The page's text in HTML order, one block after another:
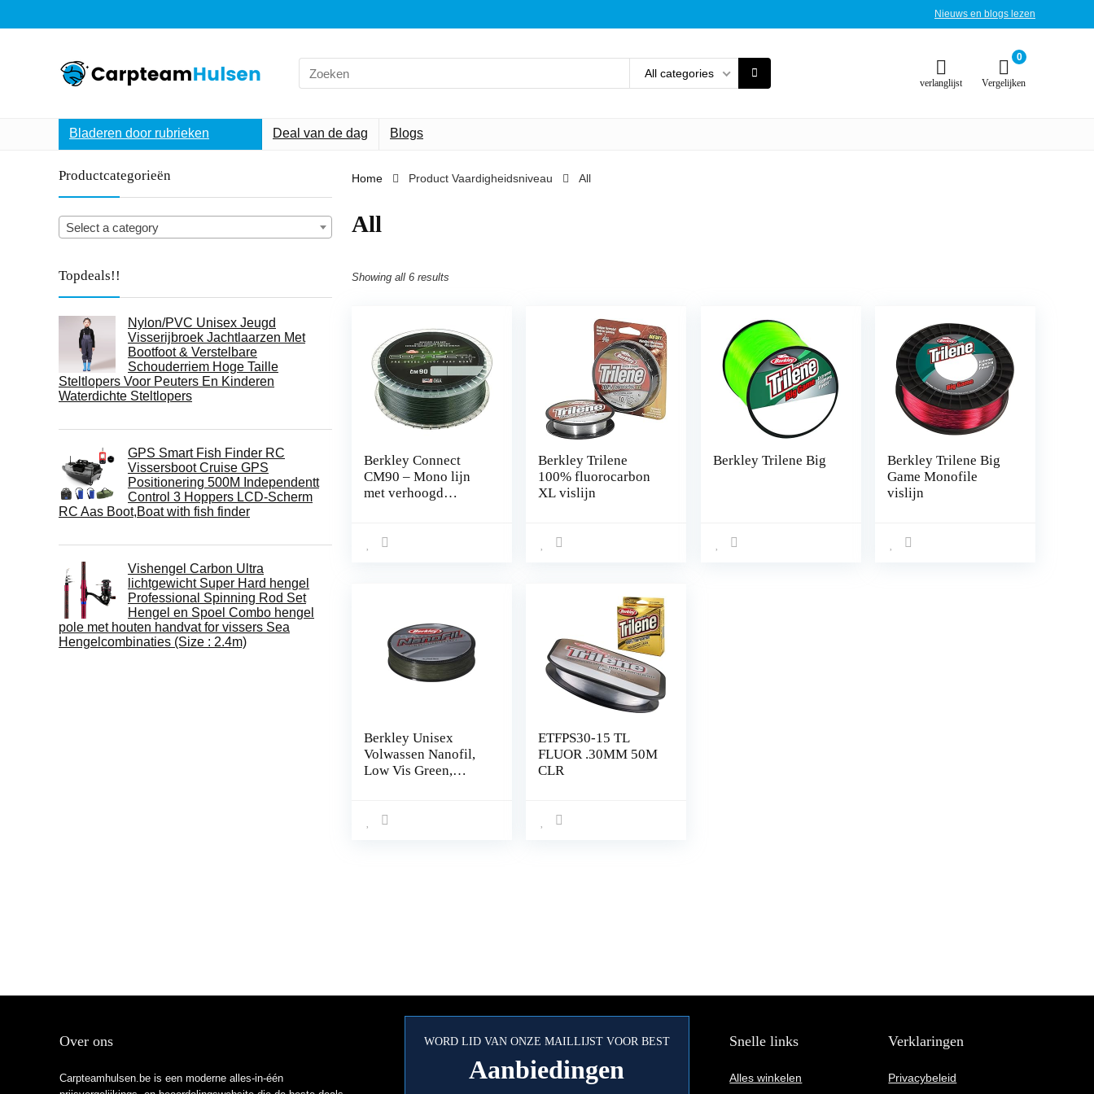
Nieuws en blogs lezen
Search
for:
All categories
verlanglijst
0
Vergelijken
Bladeren door rubrieken Deal van de dag Blogs
Productcategorieën
Select a category
Topdeals!!
Nylon/PVC Unisex Jeugd
Visserijbroek Jachtlaarzen Met
Bootfoot & Verstelbare
Schouderriem Hoge Taille
Steltlopers Voor Peuters En Kinderen
Waterdichte Steltlopers
GPS Smart Fish Finder RC
Vissersboot Cruise GPS
Positionering 500M Independentt
Control 3 Hoppers LCD-Scherm
RC Aas Boot,Boat with fish finder
Vishengel Carbon Ultra
lichtgewicht Super Hard hengel
Professional Spinning Rod Set
Hengel en Spoel Combo hengel
pole met houten handvat for vissers Sea
Hengelcombinaties (Size : 2.4m)
Home Product Vaardigheidsniveau ‎All
‎All
Showing all 6 results
Berkley Connect
CM90 – Mono lijn
met verhoogd
voor het vissen op
Berkley Trilene
100% fluorocarbon
XL vislijn
Berkley Trilene Big
Berkley Trilene Big
Game Monofile
vislijn
Berkley Unisex
Volwassen Nanofil,
Low Vis Green,
ETFPS30-15 TL
FLUOR .30MM 50M
CLR
Over ons
Carpteamhulsen.be is een moderne alles-in-één
WORD LID VAN ONZE MAILLIJST VOOR BEST
Aanbiedingen
Snelle links
Alles winkelen
Verklaringen
Privacybeleid